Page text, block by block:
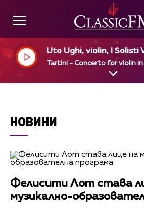
Uto Ughi, violin, I Solisti
e, dir
Tartini - Concerto for violin
НОВИНИ
Фелисити Лот става
музикално-